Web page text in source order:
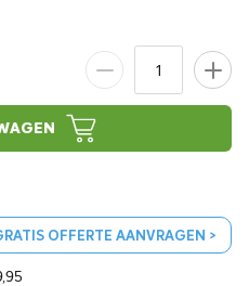
OFFERTE AANVRAGEN >